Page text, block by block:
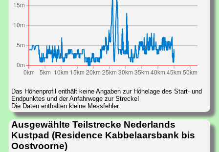
Das Höhenprofil enthält keine Angaben zur Höhelage des Start- und
Endpunktes und der Anfahrwege zur Strecke!
Die Daten enthalten kleine Messfehler.
Ausgewählte Teilstrecke Nederlands
Kustpad (Residence Kabbelaarsbank bis
Oostvoorne)